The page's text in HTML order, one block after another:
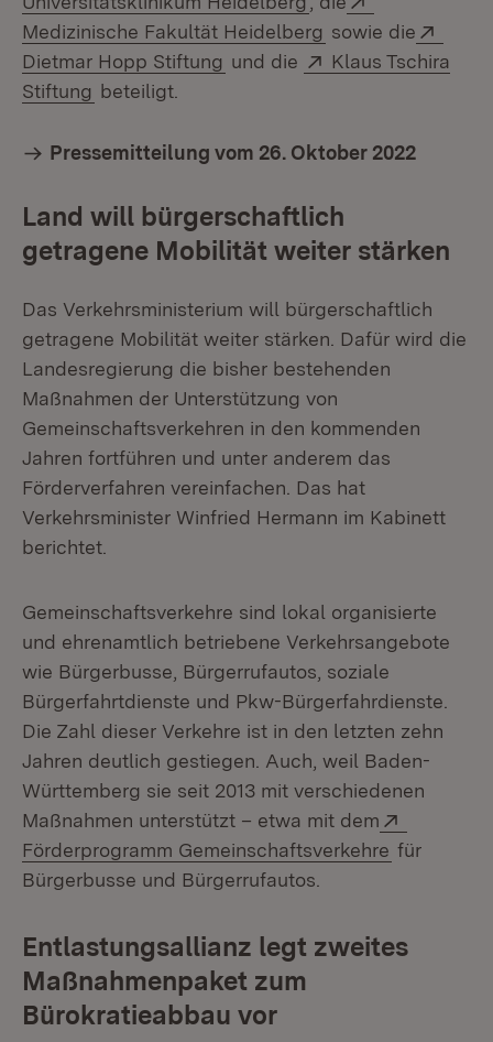
Medizinische Fakultät Heidelberg (Öffnet in neuem
sowie die
Dietmar Hopp Stiftung (Öffnet in neuem Fenster)
und die Extern:
Klaus Tschira
Stiftung (Öffnet in neuem Fenster)
beteiligt.
Pressemitteilung vom 26. Oktober 2022
Land will bürgerschaftlich
getragene Mobilität weiter stärken
Das Verkehrsministerium will bürgerschaftlich
getragene Mobilität weiter stärken. Dafür wird die
Landesregierung die bisher bestehenden
Maßnahmen der Unterstützung von
Gemeinschaftsverkehren in den kommenden
Jahren fortführen und unter anderem das
Förderverfahren vereinfachen. Das hat
Verkehrsminister Winfried Hermann im Kabinett
berichtet.
Gemeinschaftsverkehre sind lokal organisierte
und ehrenamtlich betriebene Verkehrsangebote
wie Bürgerbusse, Bürgerrufautos, soziale
Bürgerfahrtdienste und Pkw-Bürgerfahrdienste.
Die Zahl dieser Verkehre ist in den letzten zehn
Jahren deutlich gestiegen. Auch, weil Baden-
Württemberg sie seit 2013 mit verschiedenen
Maßnahmen unterstützt – etwa mit dem
Förderprogramm Gemeinschaftsverkehre (Öffnet in
für
Bürgerbusse und Bürgerrufautos.
Entlastungsallianz legt zweites
Maßnahmenpaket zum
Bürokratieabbau vor